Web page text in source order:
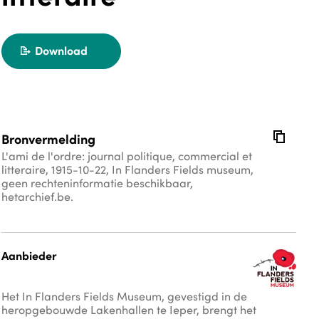
export Download
Bronvermelding
L'ami de l'ordre: journal politique, commercial et
litteraire, 1915-10-22, In Flanders Fields museum,
geen rechteninformatie beschikbaar,
hetarchief.be.
copy
Aanbieder
Het In Flanders Fields Museum, gevestigd in de
heropgebouwde Lakenhallen te Ieper, brengt het